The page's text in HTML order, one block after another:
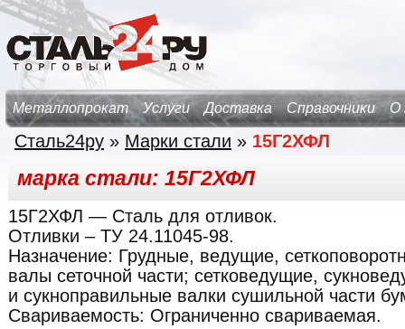
Металлопрокат Услуги Доставка Справочники О
Сталь24ру » Марки стали » 15Г2ХФЛ
марка стали: 15Г2ХФЛ
15Г2ХФЛ — Сталь для отливок.
Отливки – ТУ 24.11045-98.
Назначение: Грудные, ведущие,
валы сеточной части; сетковедущие,
и сукноправильные валки сушильной части
Свариваемость: Ограниченно свариваемая.